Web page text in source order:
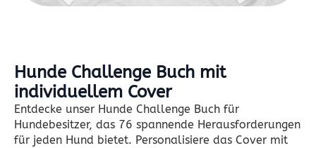
Hunde Challenge Buch mit
individuellem Cover
Entdecke unser Hunde Challenge Buch für
Hundebesitzer, das 76 spannende Herausforderungen
für jeden Hund bietet. Personalisiere das Cover mit